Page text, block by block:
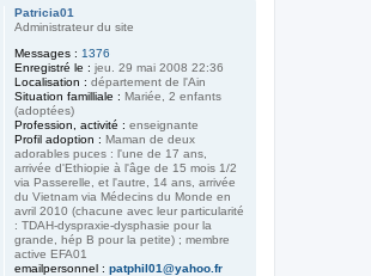
Patricia01
Administrateur du site
Messages : 1376
Enregistré le : jeu. 29 mai 2008 22:36
Localisation : département de l'Ain
Situation familliale : Mariée, 2 enfants
(adoptées)
Profession, activité : enseignante
Profil adoption : Maman de deux
adorables puces : l'une de 17 ans,
arrivée d'Ethiopie à l'âge de 15 mois 1/2
via Passerelle, et l'autre, 14 ans, arrivée
du Vietnam via Médecins du Monde en
avril 2010 (chacune avec leur particularité
: TDAH-dyspraxie-dysphasie pour la
grande, hép B pour la petite) ; membre
active EFA01
emailpersonnel : patphil01@yahoo.fr